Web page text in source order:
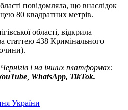
повідомляла, що внаслідок
80 квадратних метрів.
області, відкрила
статтею 438 Кримінального
і на інших платформах:
WhatsApp, TikTok.
України